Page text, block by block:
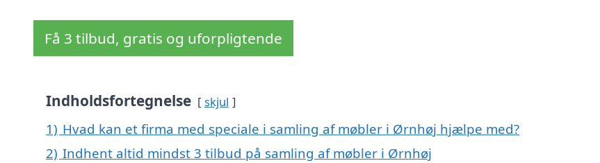
Få 3 tilbud, gratis og uforpligtende
Indholdsfortegnelse skjul
1) Hvad kan et firma med speciale i samling af møbler i Ørnhøj hjælpe med?
2) Indhent altid mindst 3 tilbud på samling af møbler i Ørnhøj